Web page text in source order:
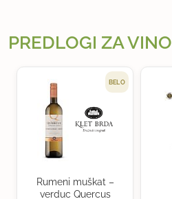
PREDLOGI ZA VINO
BELO
Rumeni muškat –
verduc Quercus